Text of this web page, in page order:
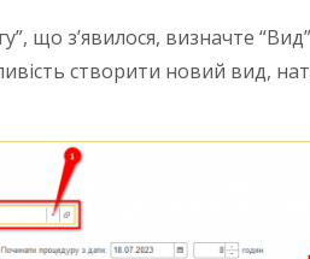
що з’явилося, визначте
створити новий вид,